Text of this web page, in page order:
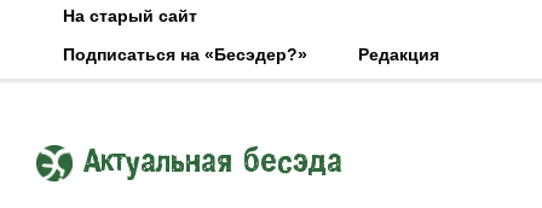
На старый сайт
Подписаться на «Бесэдер?»
Редакция
Актуальная бесэда